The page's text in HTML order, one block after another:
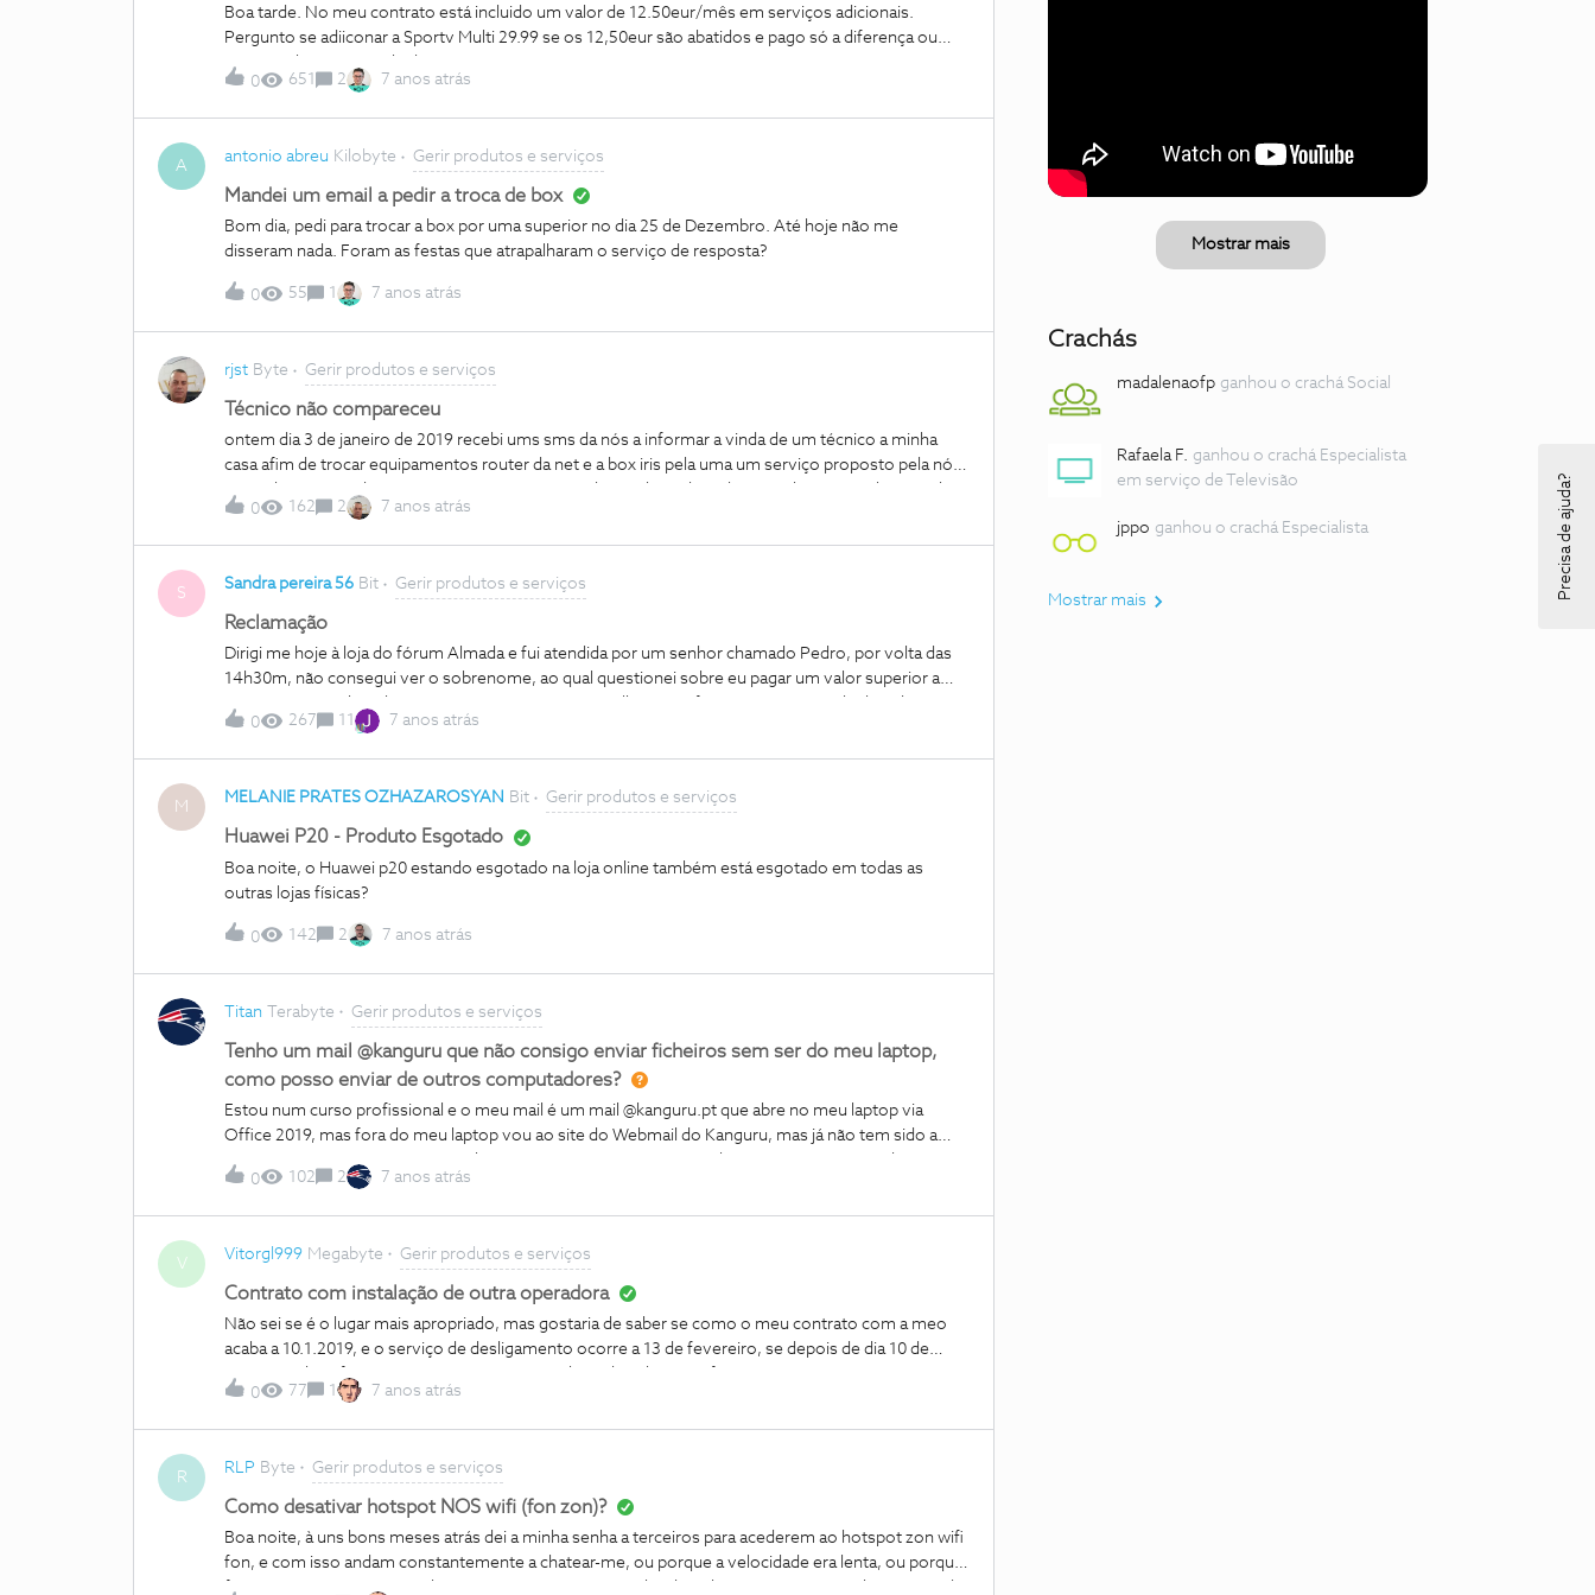
Boa tarde. No meu contrato está incluido um valor de 12.50eur/mês em serviços adicionais.
Pergunto se adiiconar a Sportv Multi 29.99 se os 12,50eur são abatidos e pago só a diferença ou
este canal não está incluido.
0
651 2 7 anos atrás
A
antonio abreu Kilobyte Gerir produtos e serviços
Mandei um email a pedir a troca de box
Bom dia, pedi para trocar a box por uma superior no dia 25 de Dezembro. Até hoje não me
disseram nada. Foram as festas que atrapalharam o serviço de resposta?
0 55 1 7 anos atrás
rjst Byte Gerir produtos e serviços
Técnico não compareceu
ontem dia 3 de janeiro de 2019 recebi ums sms da nós a informar a vinda de um técnico a minha
casa afim de trocar equipamentos router da net e a box iris pela uma um serviço proposto pela nós
liguei para a nós a informar que até às 15h. não tinha aparecido ninguém ao qual me foi dito que
estiver em casa no dia e hora marcadas a nós pode cobrar 25 euros o que eu até acho justo e neste
caso como foi ao contrário o clinte tbm devia ser ressarcido, obrigado.
0 162 2 7 anos atrás
S
Sandra pereira 56 Bit Gerir produtos e serviços
Reclamação
Dirigi me hoje à loja do fórum Almada e fui atendida por um senhor chamado Pedro, por volta das
14h30m, não consegui ver o sobrenome, ao qual questionei sobre eu pagar um valor superior a
arrogante... Como é possível terem uma pessoa tão mal formada e com falta de educação a
0 267 11 7 anos atrás
M
MELANIE PRATES OZHAZAROSYAN Bit Gerir produtos e serviços
Huawei P20 - Produto Esgotado
Boa noite, o Huawei p20 estando esgotado na loja online também está esgotado em todas as
outras lojas físicas?
0 142 2 7 anos atrás
Titan Terabyte Gerir produtos e serviços
Tenho um mail @kanguru que não consigo enviar ficheiros sem ser do meu laptop,
como posso enviar de outros computadores?
Estou num curso profissional e o meu mail é um mail @kanguru.pt que abre no meu laptop via
Office 2019, mas fora do meu laptop vou ao site do Webmail do Kanguru, mas já não tem sido a
Como posso resolver a situação?
0 102 2 7 anos atrás
V
Vitorgl999 Megabyte Gerir produtos e serviços
Contrato com instalação de outra operadora
Não sei se é o lugar mais apropriado, mas gostaria de saber se como o meu contrato com a meo
acaba a 10.1.2019, e o serviço de desligamento ocorre a 13 de fevereiro, se depois de dia 10 de
0
77 1 7 anos atrás
R
RLP Byte Gerir produtos e serviços
Como desativar hotspot NOS wifi (fon zon)?
Boa noite, à uns bons meses atrás dei a minha senha a terceiros para acederem ao hotspot zon wifi
fon, e com isso andam constantemente a chatear-me, ou porque a velocidade era lenta, ou porque
Mostrar mais
Crachás
madalenaofp ganhou o crachá Social
Rafaela F. ganhou o crachá Especialista
em serviço de Televisão
jppo ganhou o crachá Especialista
Mostrar mais
Precisa de ajuda?